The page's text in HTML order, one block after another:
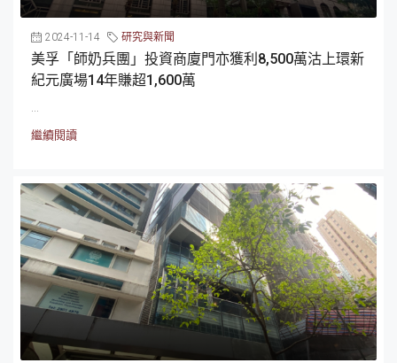
2024-11-14 研究與新聞
美孚「師奶兵團」投資商廈門亦獲利8,500萬沽上環新
紀元廣場14年賺超1,600萬
繼續閱讀